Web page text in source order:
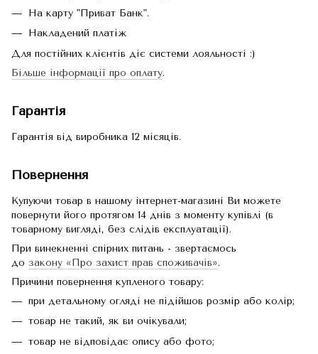
На карту "Приват Банк".
Накладений платіж
Для постійних клієнтів діє системи лояльності :)
Більше інформації про оплату.
Гарантія
Гарантія від виробника 12 місяців.
Повернення
Купуючи товар в нашому інтернет-магазині Ви можете
повернути його протягом 14 днів з моменту купівлі (в
товарному вигляді, без слідів експлуатації).
При винекненні спірних питань - звертаємось
до закону «Про захист прав споживачів».
Причини повернення купленого товару:
при детальному огляді не підійшов розмір або колір;
товар не такий, як ви очікували;
товар не відповідає опису або фото;